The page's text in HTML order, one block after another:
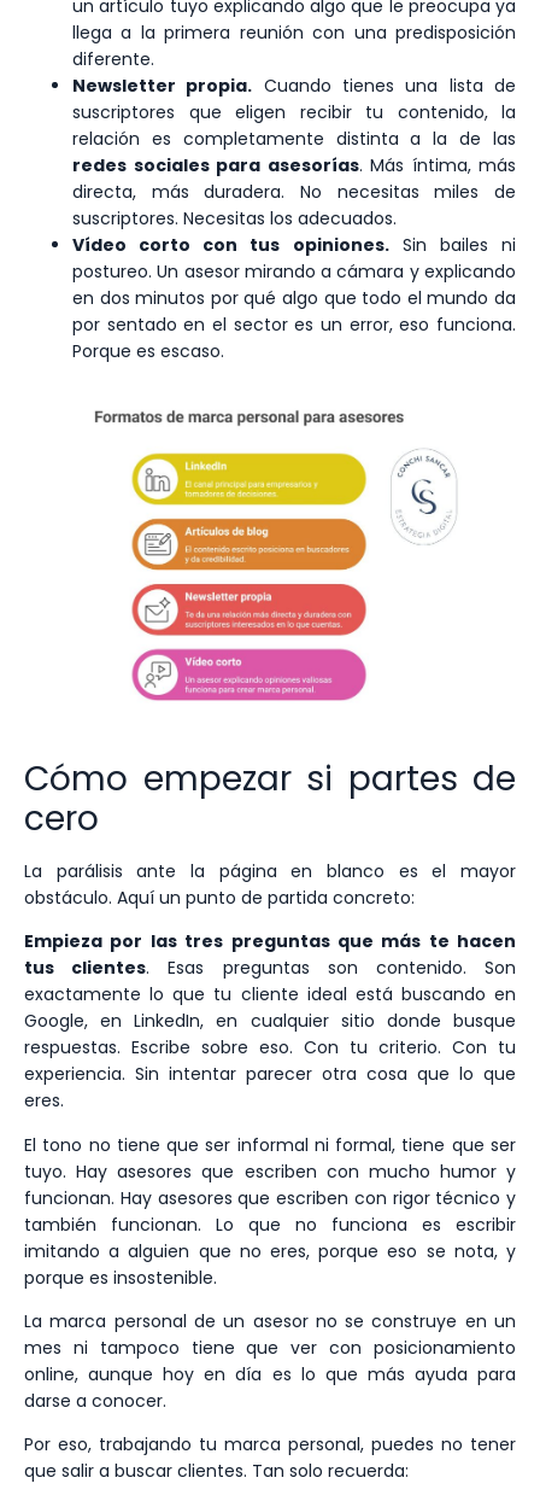
un artículo tuyo explicando algo que le preocupa ya
llega a la primera reunión con una predisposición
diferente.
Newsletter propia. Cuando tienes una lista de
suscriptores que eligen recibir tu contenido, la
relación es completamente distinta a la de las
redes sociales para asesorías. Más íntima, más
directa, más duradera. No necesitas miles de
suscriptores. Necesitas los adecuados.
Vídeo corto con tus opiniones.Sin bailes ni
postureo. Un asesor mirando a cámara y explicando
en dos minutos por qué algo que todo el mundo da
por sentado en el sector es un error, eso funciona.
Porque es escaso.
Cómo empezar si partes de
cero
La parálisis ante la página en blanco es el mayor
obstáculo. Aquí un punto de partida concreto:
Empieza por las tres preguntas que más te hacen
tus clientes. Esas preguntas son contenido. Son
exactamente lo que tu cliente ideal está buscando en
Google, en LinkedIn, en cualquier sitio donde busque
respuestas. Escribe sobre eso. Con tu criterio. Con tu
experiencia. Sin intentar parecer otra cosa que lo que
eres.
El tono no tiene que ser informal ni formal, tiene que ser
tuyo. Hay asesores que escriben con mucho humor y
funcionan. Hay asesores que escriben con rigor técnico y
también funcionan. Lo que no funciona es escribir
imitando a alguien que no eres, porque eso se nota, y
porque es insostenible.
La marca personal de un asesor no se construye en un
mes ni tampoco tiene que ver con posicionamiento
online, aunque hoy en día es lo que más ayuda para
darse a conocer.
Por eso, trabajando tu marca personal, puedes no tener
que salir a buscar clientes. Tan solo recuerda: